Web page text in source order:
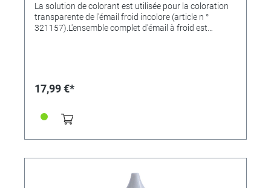
La solution de colorant est utilisée pour la coloration
transparente de l'émail froid incolore (article n °
321157).L'ensemble complet d'émail à froid est
17,99 €*